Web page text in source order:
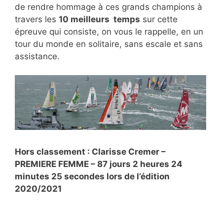
de rendre hommage à ces grands champions à
travers les 10 meilleurs temps sur cette
épreuve qui consiste, on vous le rappelle, en un
tour du monde en solitaire, sans escale et sans
assistance.
Hors classement : Clarisse Cremer –
PREMIERE FEMME – 87 jours 2 heures 24
minutes 25 secondes lors de l’édition
2020/2021